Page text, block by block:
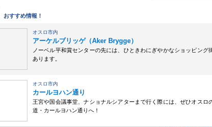
おすすめ情報！
オスロ市内
アーケルブリッゲ（Aker Brygge）
ノーベル平和賞センターの先には、ひときわにぎやかなショッピング
あります。
オスロ市内
カールヨハン通り
王宮や国会議事堂、ナショナルシアターまで行く際には、ぜひオスロ
道・カールヨハン通りへ！